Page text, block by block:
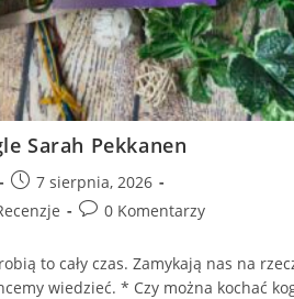
Sarah Pekkanen
Post
published:
7 sierpnia, 2026
Post0 Komentarzy
to cały czas. Zamykają nas na
wiedzieć. * Czy można kochać